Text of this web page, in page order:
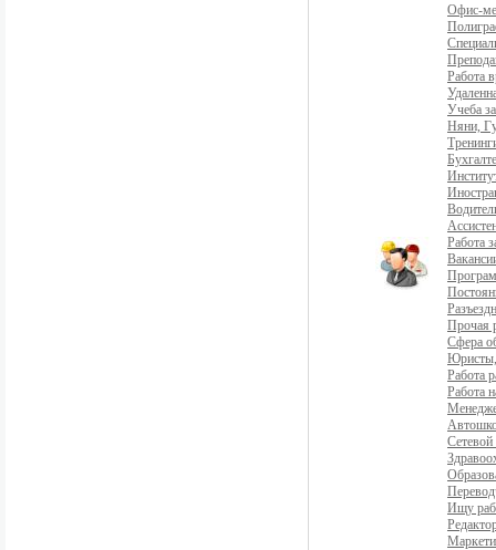
Офис-
Работа
Учеба
Няни,
Работа
Прочая
Сфера
Юристы,
Работа
Работа
Сетевой
Ищу